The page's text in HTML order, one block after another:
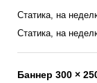
Статика, на
Статика, на
Баннер 300 ×